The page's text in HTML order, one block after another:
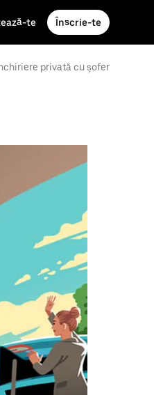
te Înscrie-te
privată cu șofer